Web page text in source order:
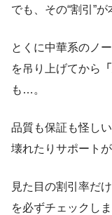
でも、その“割引”
とくに中華系のノ
を吊り上げてから
も…。
品質も保証も怪し
壊れたりサポート
見た目の割引率だ
を必ずチェックしま